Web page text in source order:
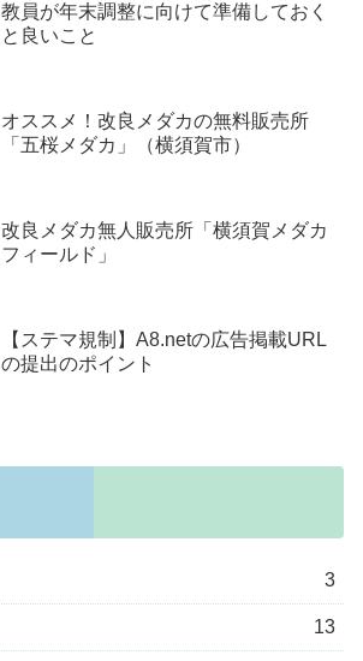
教員が年末調整に向けて準備しておく
と良いこと
オススメ！改良メダカの無料販売所
「五桜メダカ」（横須賀市）
改良メダカ無人販売所「横須賀メダカ
フィールド」
【ステマ規制】A8.netの広告掲載URL
の提出のポイント
3
13